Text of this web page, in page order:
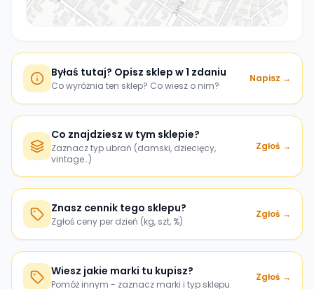
Byłaś tutaj? Opisz sklep w 1 zdaniu
Co wyróżnia ten sklep? Co wiesz o nim?
Napisz →
Co znajdziesz w tym sklepie?
Zaznacz typ ubrań (damski, dziecięcy,
vintage…)
Zgłoś →
Znasz cennik tego sklepu?
Zgłoś ceny per dzień (kg, szt, %)
Zgłoś →
Wiesz jakie marki tu kupisz?
Pomóż innym - zaznacz marki i typ sklepu
Zgłoś →